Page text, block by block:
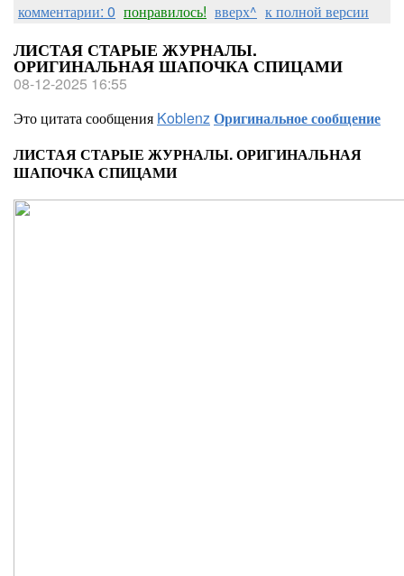
комментарии: 0 понравилось! вверх^ к полной версии
ЛИСТАЯ СТАРЫЕ ЖУРНАЛЫ.
ОРИГИНАЛЬНАЯ ШАПОЧКА СПИЦАМИ
08-12-2025 16:55
Это цитата сообщения KoblenzОригинальное сообщение
ЛИСТАЯ СТАРЫЕ ЖУРНАЛЫ. ОРИГИНАЛЬНАЯ
ШАПОЧКА СПИЦАМИ